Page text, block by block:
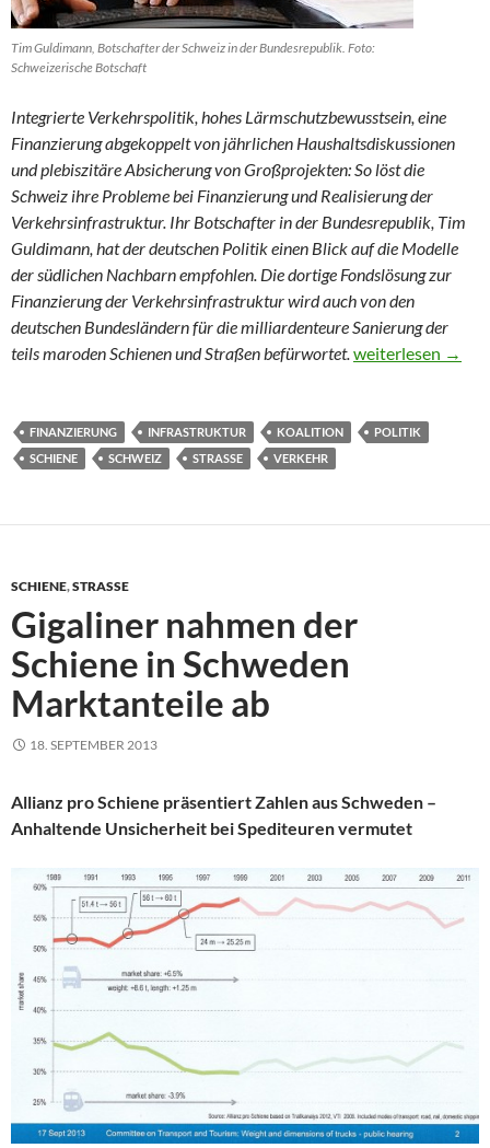
Tim Guldimann, Botschafter der Schweiz in der Bundesrepublik. Foto:
Schweizerische Botschaft
Integrierte Verkehrspolitik, hohes Lärmschutzbewusstsein, eine
Finanzierung abgekoppelt von jährlichen Haushaltsdiskussionen
und plebiszitäre Absicherung von Großprojekten: So löst die
Schweiz ihre Probleme bei Finanzierung und Realisierung der
Verkehrsinfrastruktur. Ihr Botschafter in der Bundesrepublik, Tim
Guldimann, hat der deutschen Politik einen Blick auf die Modelle
der südlichen Nachbarn empfohlen. Die dortige Fondslösung zur
Finanzierung der Verkehrsinfrastruktur wird auch von den
deutschen Bundesländern für die milliardenteure Sanierung der
teils maroden Schienen und Straßen befürwortet.Die Schweiz
weiterlesen →
FINANZIERUNG INFRASTRUKTUR KOALITION
POLITIK
SCHIENE
SCHWEIZ STRASSE VERKEHR
SCHIENE,STRASSE
Gigaliner nahmen der
Schiene in Schweden
Marktanteile ab
18. SEPTEMBER 2013
Allianz pro Schiene präsentiert Zahlen aus Schweden –
Anhaltende Unsicherheit bei Spediteuren vermutet